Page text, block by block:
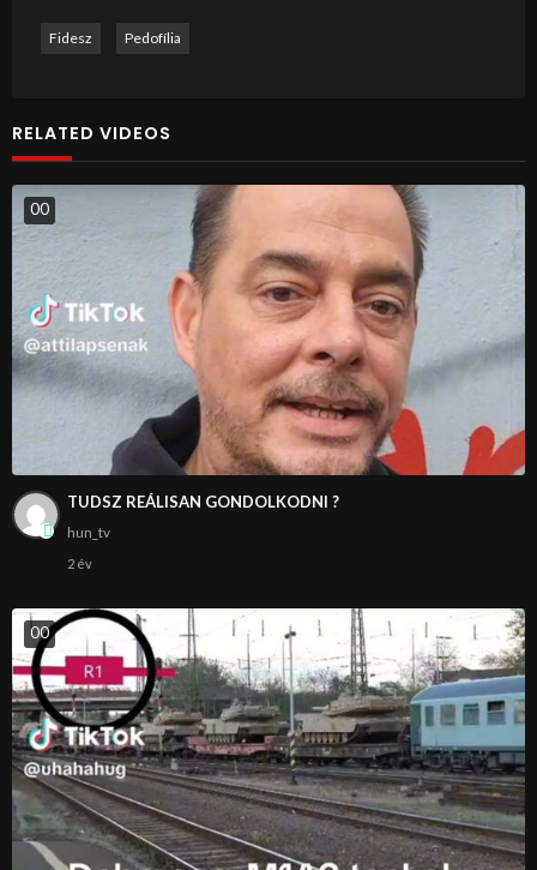
Fidesz Pedofília
RELATED VIDEOS
00
TUDSZ REÁLISAN GONDOLKODNI ?
hun_tv
2 év
00